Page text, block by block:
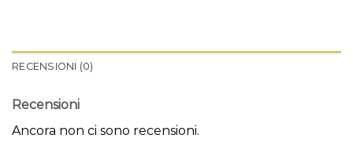
RECENSIONI (0)
Recensioni
Ancora non ci sono recensioni.